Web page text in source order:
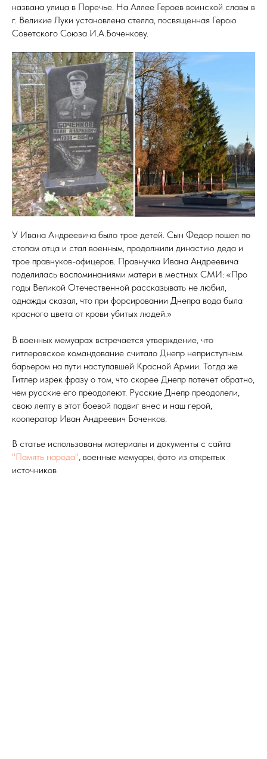
названа улица в Поречье. На Аллее Героев воинской славы в
г. Великие Луки установлена стелла, посвященная Герою
Советского Союза И.А.Боченкову.
У Ивана Андреевича было трое детей. Сын Федор пошел по
стопам отца и стал военным, продолжили династию деда и
трое правнуков-офицеров. Правнучка Ивана Андреевича
поделилась воспоминаниями матери в местных СМИ: «Про
годы Великой Отечественной рассказывать не любил,
однажды сказал, что при форсировании Днепра вода была
красного цвета от крови убитых людей.»
В военных мемуарах встречается утверждение, что
гитлеровское командование считало Днепр неприступным
барьером на пути наступавшей Красной Армии. Тогда же
Гитлер изрек фразу о том, что скорее Днепр потечет обратно,
чем русские его преодолеют. Русские Днепр преодолели,
свою лепту в этот боевой подвиг внес и наш герой,
кооператор Иван Андреевич Боченков.
В статье использованы материалы и документы с сайта
"Память народа", военные мемуары, фото из открытых
источников